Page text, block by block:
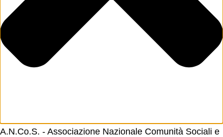
A.N.Co.S. - Associazione Nazionale Comunità Sociali e